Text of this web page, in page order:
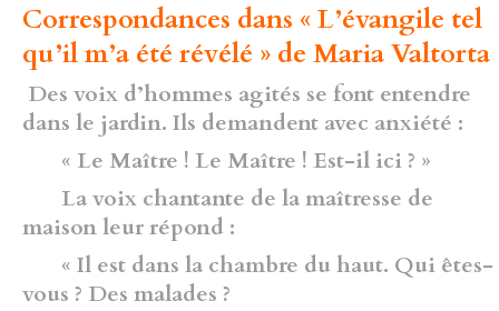
Correspondances dans « L’évangile tel
qu’il m’a été révélé » de Maria Valtorta
Des voix d’hommes agités se font entendre
dans le jardin. Ils demandent avec anxiété :
« Le Maître ! Le Maître ! Est-il ici ? »
La voix chantante de la maîtresse de
maison leur répond :
« Il est dans la chambre du haut. Qui êtes-
vous ? Des ma­lades ?